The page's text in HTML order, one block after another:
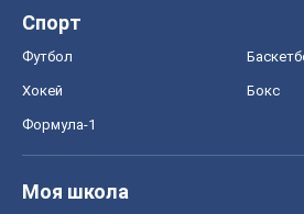
Спорт
Футбол
Хокей Бокс
Формула-1
Моя школа